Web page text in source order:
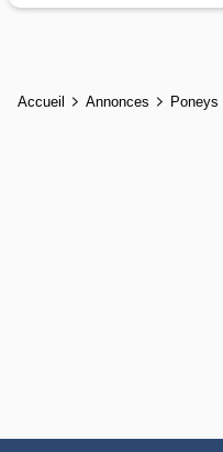
Accueil Annonces Poneys